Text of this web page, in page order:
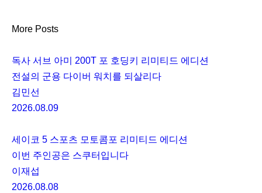
More Posts
독사 서브 아미 200T 포 호딩키 리미티드 에디션
전설의 군용 다이버 워치를 되살리다
김민선
2026.08.09
세이코 5 스포츠 모토콤포 리미티드 에디션
이번 주인공은 스쿠터입니다
이재섭
2026.08.08